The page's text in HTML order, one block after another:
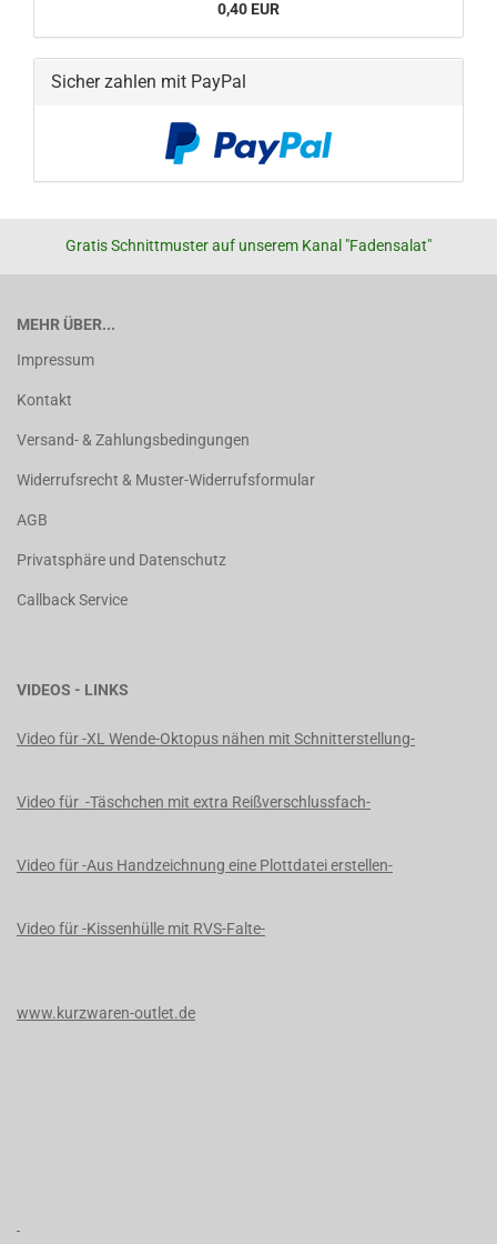
0,40 EUR
Sicher zahlen mit PayPal
Gratis Schnittmuster auf unserem Kanal "Fadensalat"
MEHR ÜBER...
Impressum
Kontakt
Versand- & Zahlungsbedingungen
Widerrufsrecht & Muster-Widerrufsformular
AGB
Privatsphäre und Datenschutz
Callback Service
VIDEOS - LINKS
Video für -XL Wende-Oktopus nähen mit Schnitterstellung-
Video für -Täschchen mit extra Reißverschlussfach-
Video für -Aus Handzeichnung eine Plottdatei erstellen-
Video für -Kissenhülle mit RVS-Falte-
www.kurzwaren-outlet.de